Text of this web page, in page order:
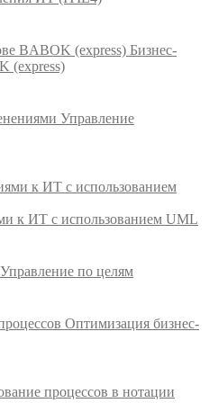
Бизнес-
(express)
Управление
к ИТ с использованием UML
Управление по целям
Оптимизация бизнес-
процессов в нотации